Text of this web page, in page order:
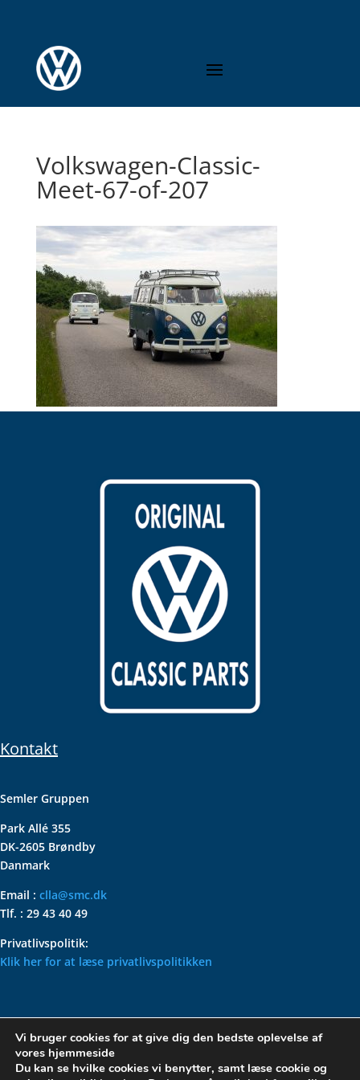
Volkswagen-Classic-
Meet-67-of-207
Kontakt
Semler Gruppen
Park Allé 355
DK-2605 Brøndby
Danmark
Email : clla@smc.dk
Tlf. : 29 43 40 49
Privatlivspolitik:
Klik her for at læse privatlivspolitikken
VOLKSWAGEN CLASSIC
PARTS – HOLDER DIN
KLASSISKE VOLKSWAGEN I
Vi bruger cookies for at give dig den bedste oplevelse af
vores hjemmeside
Du kan se hvilke cookies vi benytter, samt læse cookie og